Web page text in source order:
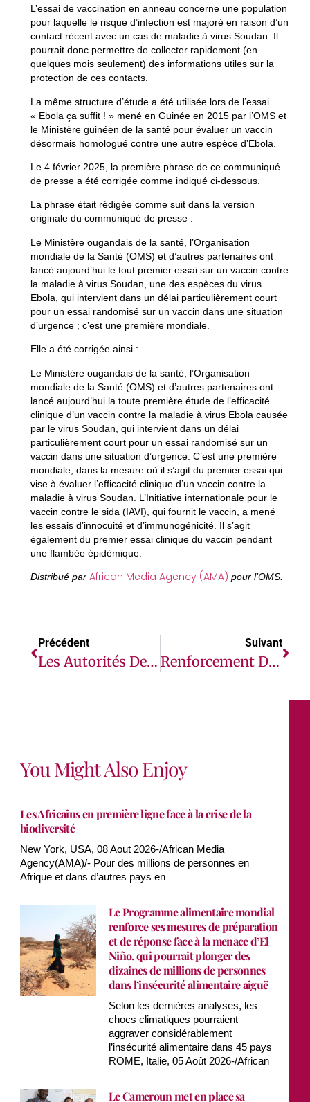
L’essai de vaccination en anneau concerne une population
pour laquelle le risque d’infection est majoré en raison d’un
contact récent avec un cas de maladie à virus Soudan. Il
pourrait donc permettre de collecter rapidement (en
quelques mois seulement) des informations utiles sur la
protection de ces contacts.
La même structure d’étude a été utilisée lors de l’essai
« Ebola ça suffit ! » mené en Guinée en 2015 par l’OMS et
le Ministère guinéen de la santé pour évaluer un vaccin
désormais homologué contre une autre espèce d’Ebola.
Le 4 février 2025, la première phrase de ce communiqué
de presse a été corrigée comme indiqué ci-dessous.
La phrase était rédigée comme suit dans la version
originale du communiqué de presse :
Le Ministère ougandais de la santé, l’Organisation
mondiale de la Santé (OMS) et d’autres partenaires ont
lancé aujourd’hui le tout premier essai sur un vaccin contre
la maladie à virus Soudan, une des espèces du virus
Ebola, qui intervient dans un délai particulièrement court
pour un essai randomisé sur un vaccin dans une situation
d’urgence ; c’est une première mondiale.
Elle a été corrigée ainsi :
Le Ministère ougandais de la santé, l’Organisation
mondiale de la Santé (OMS) et d’autres partenaires ont
lancé aujourd’hui la toute première étude de l’efficacité
clinique d’un vaccin contre la maladie à virus Ebola causée
par le virus Soudan, qui intervient dans un délai
particulièrement court pour un essai randomisé sur un
vaccin dans une situation d’urgence. C’est une première
mondiale, dans la mesure où il s’agit du premier essai qui
vise à évaluer l’efficacité clinique d’un vaccin contre la
maladie à virus Soudan. L’Initiative internationale pour le
vaccin contre le sida (IAVI), qui fournit le vaccin, a mené
les essais d’innocuité et d’immunogénicité. Il s’agit
également du premier essai clinique du vaccin pendant
une flambée épidémique.
Distribué par African Media Agency (AMA) pour l’OMS.
Précédent
Les Autorités De N’Délé S’engagent Aux Côtés De La MINUSCA Pour La Mise En Œuvre De Son Mandat
Suivant
Renforcement De La Protection De L’enfant À Berberati
You Might Also Enjoy
Les Africains en première ligne face à la crise de la
biodiversité
New York, USA, 08 Aout 2026-/African Media
Agency(AMA)/- Pour des millions de personnes en
Afrique et dans d’autres pays en
Le Programme alimentaire mondial
renforce ses mesures de préparation
et de réponse face à la menace d’El
Niño, qui pourrait plonger des
dizaines de millions de personnes
dans l’insécurité alimentaire aiguë
Selon les dernières analyses, les
chocs climatiques pourraient
aggraver considérablement
l’insécurité alimentaire dans 45 pays
ROME, Italie, 05 Août 2026-/African
Le Cameroun met en place sa